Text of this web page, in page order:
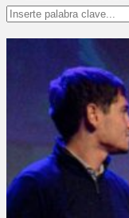
Search
for: